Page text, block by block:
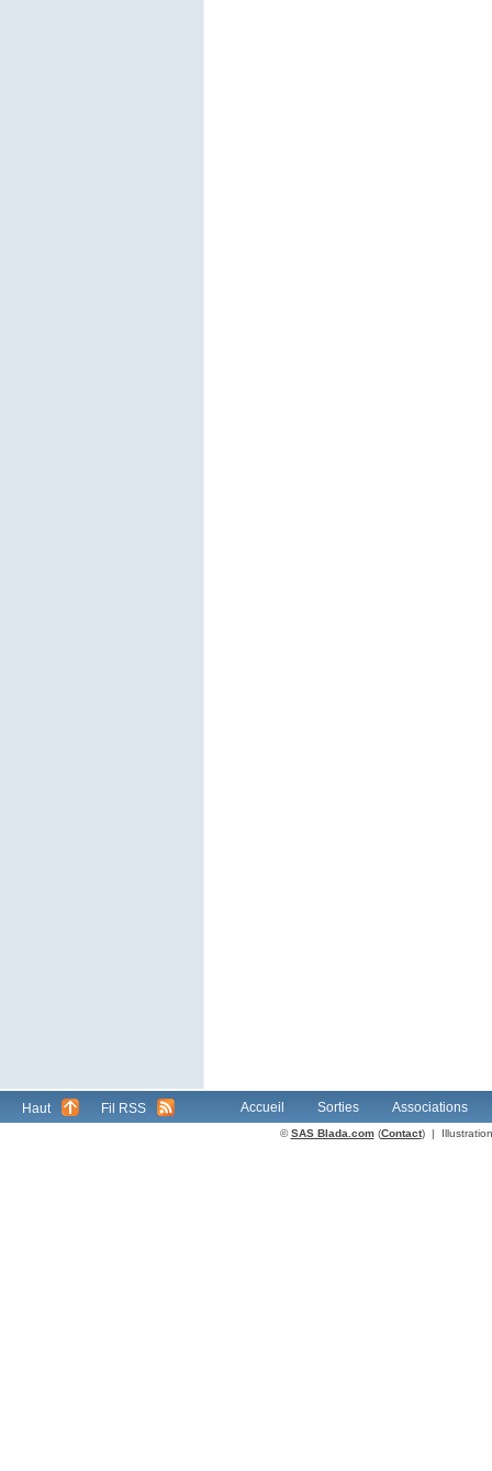
Haut Fil RSS Accueil Sorties Associations
©SAS Blada.com(Contact) |